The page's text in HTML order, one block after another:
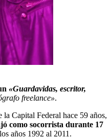
«Guardavidas, escritor,
freelance».
Capital Federal hace 59 años,
como socorrista durante 17
años 1992 al 2011.